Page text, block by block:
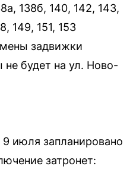
138б, 140, 142, 143,
149, 151, 153
задвижки
будет на ул. Ново-
июля запланировано
затронет: